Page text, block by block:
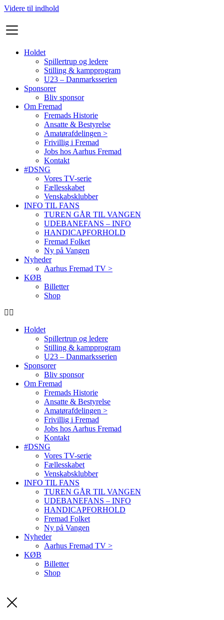
Videre til indhold
Holdet
Spillertrup og ledere
Stilling & kampprogram
U23 – Danmarksserien
Sponsorer
Bliv sponsor
Om Fremad
Fremads Historie
Ansatte & Bestyrelse
Amatørafdelingen >
Frivillig i Fremad
Jobs hos Aarhus Fremad
Kontakt
#DSNG
Vores TV-serie
Fællesskabet
Venskabsklubber
INFO TIL FANS
TUREN GÅR TIL VANGEN
UDEBANEFANS – INFO
HANDICAPFORHOLD
Fremad Folket
Ny på Vangen
Nyheder
Aarhus Fremad TV >
KØB
Billetter
Shop
Holdet
Spillertrup og ledere
Stilling & kampprogram
U23 – Danmarksserien
Sponsorer
Bliv sponsor
Om Fremad
Fremads Historie
Ansatte & Bestyrelse
Amatørafdelingen >
Frivillig i Fremad
Jobs hos Aarhus Fremad
Kontakt
#DSNG
Vores TV-serie
Fællesskabet
Venskabsklubber
INFO TIL FANS
TUREN GÅR TIL VANGEN
UDEBANEFANS – INFO
HANDICAPFORHOLD
Fremad Folket
Ny på Vangen
Nyheder
Aarhus Fremad TV >
KØB
Billetter
Shop